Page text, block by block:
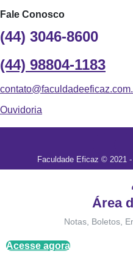
Fale Conosco
(44) 3046-8600
(44) 98804-1183
Ouvidoria
Faculdade Eficaz © 2021
Área
Notas, Boletos,
Acesse agora